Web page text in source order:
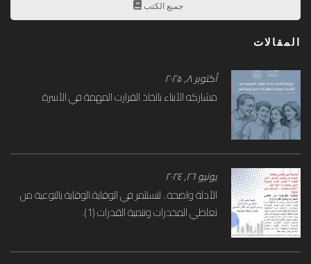
جميع الكتب
المقالات
أكتوبر ۸, ۲۰۲۵
مشاركه الأبناء باتخاذ القرارت المهمة في الأسرة
يونيو ۲٦, ۲۰۲٤
الأدلة واضحة.. لنستثمر في الوقاية.الوقاية بالتوعية من
تعاطي المخدرات وتنمية القدرات (1).